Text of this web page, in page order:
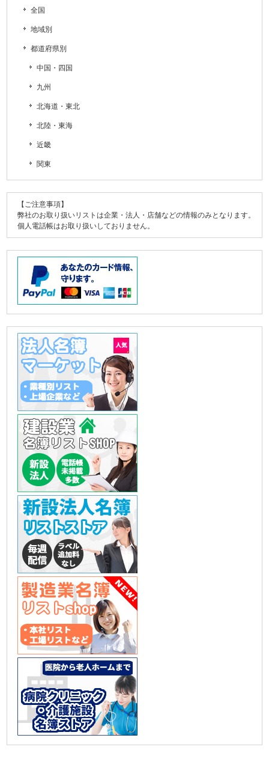
全国
地域別
都道府県別
中国・四国
九州
北海道・東北
北陸・東海
近畿
関東
【ご注意事項】
弊社のお取り扱いリストは企業・法人・店舗などの情報のみとなります。
個人電話帳はお取り扱いしておりません。